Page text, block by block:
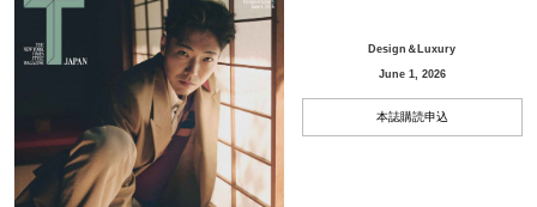
Design＆Luxury
June 1, 2026
本誌購読申込